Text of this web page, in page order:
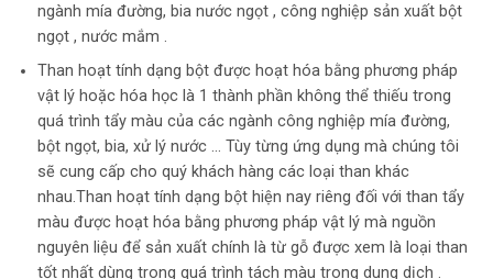
ngành mía đường, bia nước ngọt , công nghiệp sản xuất bột
ngọt , nước mắm .
Than hoạt tính dạng bột được hoạt hóa bằng phương pháp
vật lý hoặc hóa học là 1 thành phần không thể thiếu trong
quá trình tẩy màu của các ngành công nghiệp mía đường,
bột ngọt, bia, xử lý nước … Tùy từng ứng dụng mà chúng tôi
sẽ cung cấp cho quý khách hàng các loại than khác
nhau.Than hoạt tính dạng bột hiện nay riêng đối với than tẩy
màu được hoạt hóa bằng phương pháp vật lý mà nguồn
nguyên liệu để sản xuất chính là từ gỗ được xem là loại than
tốt nhất dùng trong quá trình tách màu trong dung dịch .